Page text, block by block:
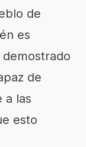
de
es
de
a las
esto